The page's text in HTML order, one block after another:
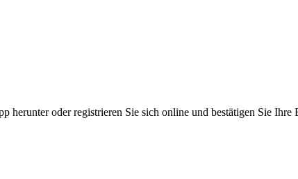
oder registrieren Sie sich online und bestätigen Sie Ihre